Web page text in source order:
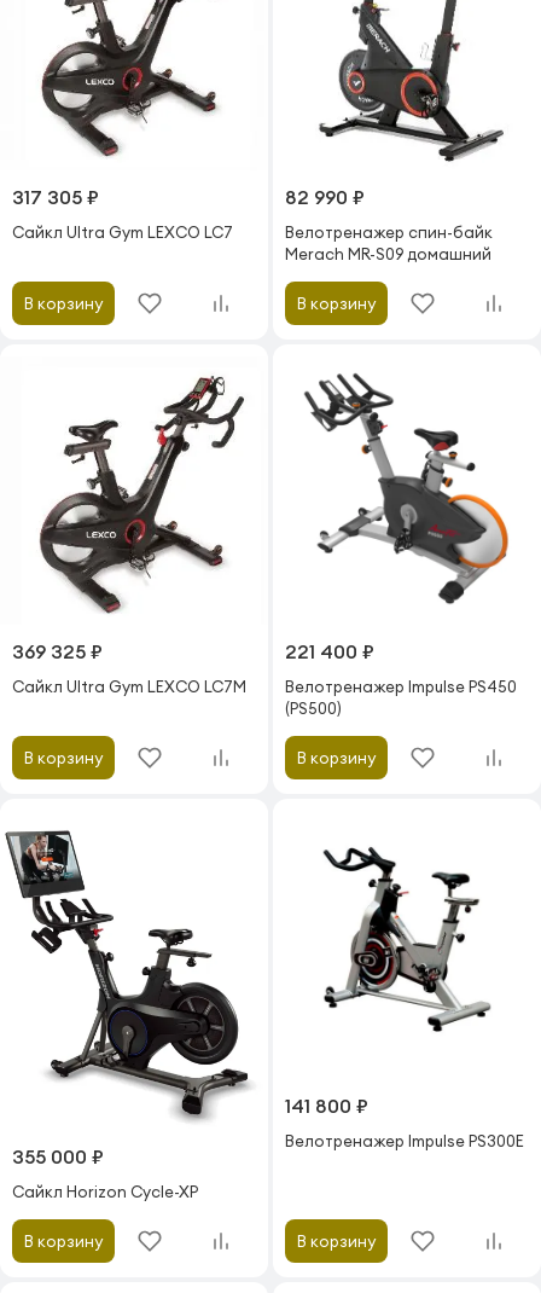
317 305 ₽
Сайкл Ultra Gym LEXCO LC7
В корзину
82 990 ₽
Велотренажер спин-байк
Merach MR-S09 домашний
В корзину
369 325 ₽
Сайкл Ultra Gym LEXCO LC7M
В корзину
221 400 ₽
Велотренажер Impulse PS450
(PS500)
В корзину
355 000 ₽
Сайкл Horizon Cycle-XP
В корзину
141 800 ₽
Велотренажер Impulse PS300E
В корзину